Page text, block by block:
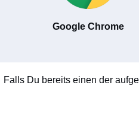
Google Chrome
Falls Du bereits einen der